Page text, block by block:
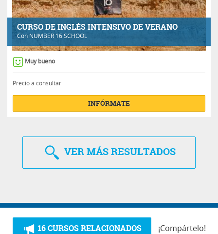
CURSO DE INGLÉS INTENSIVO DE VERANO
Con NUMBER 16 SCHOOL
Muy bueno
Precio a consultar
INFÓRMATE
VERMÁS RESULTADOS
16 CURSOS RELACIONADOS ¡Compártelo!